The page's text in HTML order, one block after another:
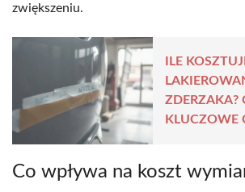
zwiększeniu.
ILE
ZDERZAKA?
KLUCZOWE
Co wpływa na koszt